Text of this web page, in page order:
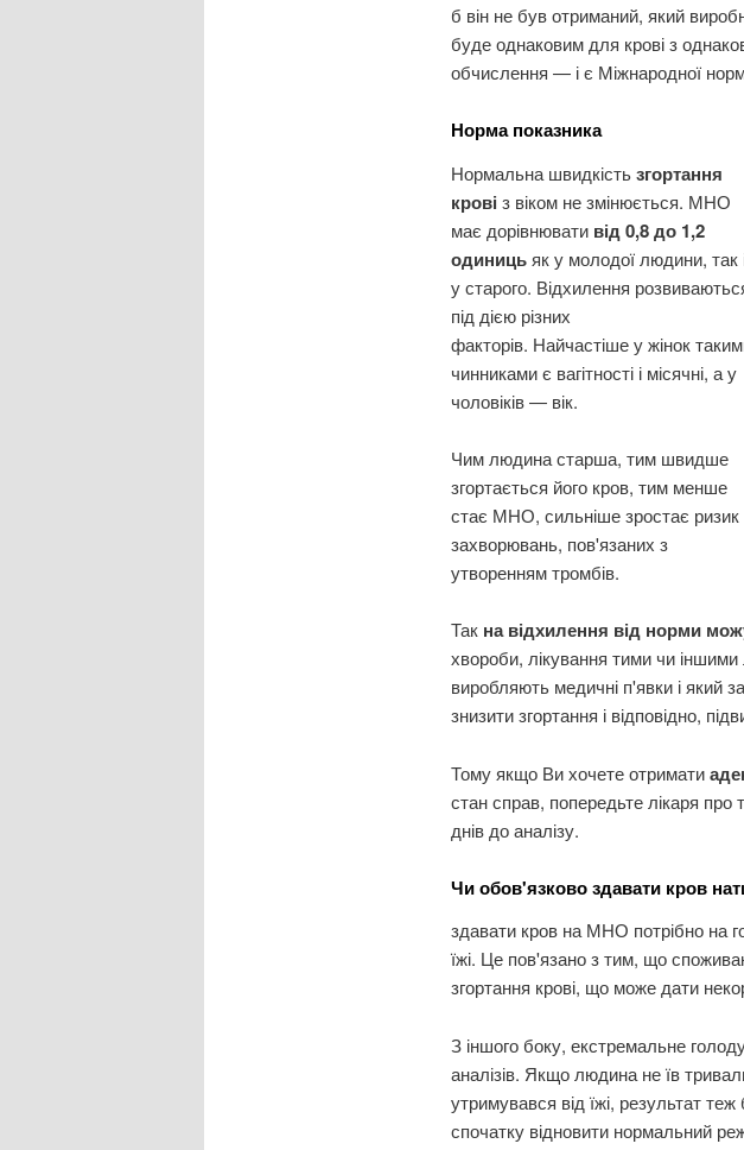
б він не був отриманий, який
буде однаковим для крові з
обчислення — і є Міжнародної
Норма показника
Нормальна швидкістьзгортання
крові з віком не змінюється. МНО
має дорівнювати від 0,8 до 1,2
одиницьяк у молодої людини, так
у старого. Відхилення
під дією різних
факторів. Найчастіше у жінок
чинниками є вагітності і місячні, а у
чоловіків — вік.
Чим людина старша, тим швидше
згортається його кров, тим менше
стає МНО, сильніше зростає ризик
захворювань, пов'язаних з
утворенням тромбів.
Так на відхилення від норми
хвороби, лікування тими чи
виробляють медичні п'явки і який
знизити згортання і відповідно,
Тому якщо Ви хочете отримати
стан справ, попередьте лікаря про
днів до аналізу.
Чи обов'язково здавати кров
здавати кров на МНО потрібно на
їжі. Це пов'язано з тим, що
згортання крові, що може дати
З іншого боку, екстремальне
аналізів. Якщо людина не їв
утримувався від їжі, результат
спочатку відновити нормальний